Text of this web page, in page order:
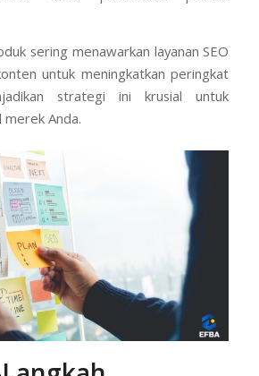
sering menawarkan layanan SEO
untuk meningkatkan peringkat
strategi ini krusial untuk
Anda.